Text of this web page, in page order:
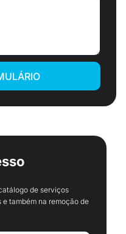
de serviços
também na remoção de